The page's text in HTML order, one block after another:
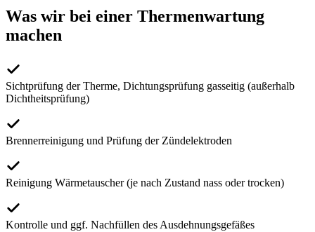
Was wir bei einer Thermenwartung
machen
Sichtprüfung der Therme, Dichtungsprüfung gasseitig (außerhalb
Dichtheitsprüfung)
Brennerreinigung und Prüfung der Zündelektroden
Reinigung Wärmetauscher (je nach Zustand nass oder trocken)
Kontrolle und ggf. Nachfüllen des Ausdehnungsgefäßes